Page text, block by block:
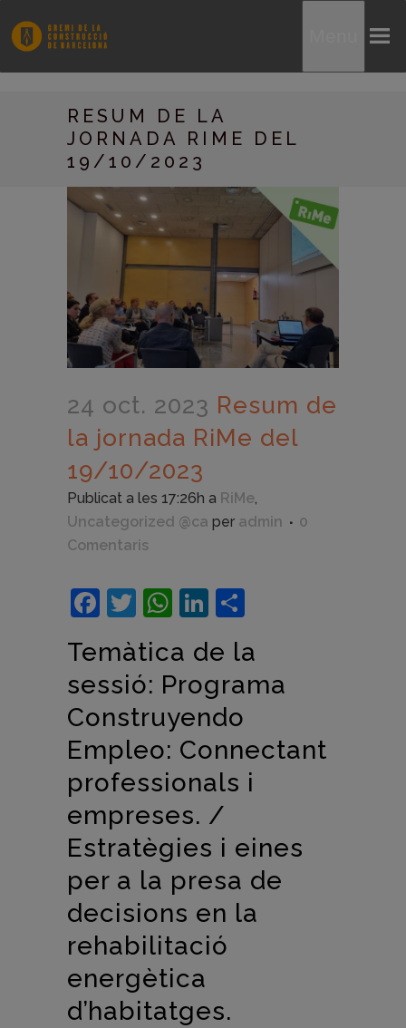
RESUM DE LA
JORNADA RIME DEL
19/10/2023
24 oct. 2023 Resum de
la jornada RiMe del
19/10/2023
Publicat a les 17:26h a RiMe,
Uncategorized @ca per admin
0
Comentaris
Facebook
Twitter
WhatsApp
LinkedIn
Temàtica de la
sessió: Programa
Construyendo
Empleo: Connectant
professionals i
empreses. /
Estratègies i eines
per a la presa de
decisions en la
rehabilitació
energètica
d’habitatges.